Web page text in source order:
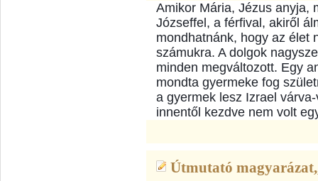
Amikor Mária, Jézus anyja,
Józseffel, a férfival, akiről
mondhatnánk, hogy az élet
számukra. A dolgok
minden megváltozott. Egy
mondta gyermeke fog
a gyermek lesz Izrael
innentől kezdve nem volt
Útmutató